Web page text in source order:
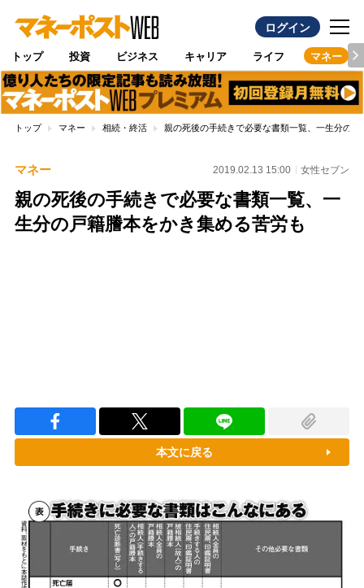
ログイン
トップ 投資 ビジネス キャリア ライフ マネー
トップ マネー 相続・終活 親の死後の手続きで必要な書類一覧、一生分の
マネー 2019.02.13 15:00 女性セブン
親の死後の手続きで必要な書類一覧、一
生分の戸籍謄本をかき集める苦労も
本文に戻る